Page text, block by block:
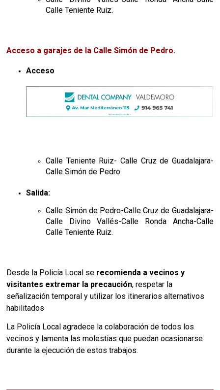
Calle Teniente Ruiz.
Acceso a garajes de la Calle Simón de Pedro.
Acceso
Calle Teniente Ruiz- Calle Cruz de Guadalajara-
Calle Simón de Pedro.
Salida:
Calle Simón de Pedro-Calle Cruz de Guadalajara-
Calle Divino Vallés-Calle Ronda Ancha-Calle
Calle Teniente Ruiz.
Desde la Policía Local se recomienda a vecinos y
visitantes extremar la precaución, respetar la
señalización temporal y utilizar los itinerarios alternativos
habilitados
La Policía Local agradece la colaboración de todos los
vecinos y lamenta las molestias que puedan ocasionarse
durante la ejecución de estos trabajos.